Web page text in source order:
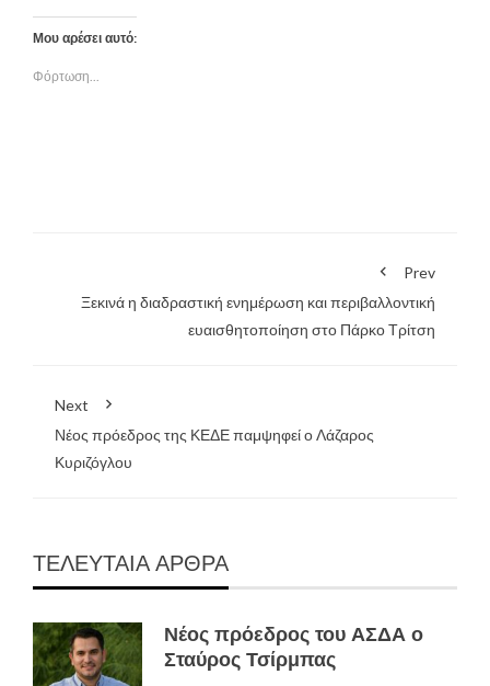
Μου αρέσει αυτό:
Φόρτωση...
Prev
Ξεκινά η διαδραστική ενημέρωση και περιβαλλοντική
ευαισθητοποίηση στο Πάρκο Τρίτση
Next
Νέος πρόεδρος της ΚΕΔΕ παμψηφεί ο Λάζαρος
Κυριζόγλου
ΤΕΛΕΥΤΑΙΑ ΑΡΘΡΑ
Νέος πρόεδρος του ΑΣΔΑ ο
Σταύρος Τσίρμπας